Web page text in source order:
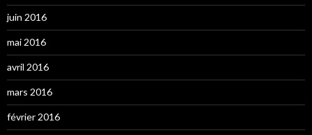
juin 2016
mai 2016
avril 2016
mars 2016
février 2016